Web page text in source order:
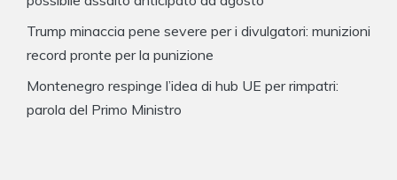
Trump minaccia pene severe per i divulgatori: munizioni
record pronte per la punizione
Montenegro respinge l’idea di hub UE per rimpatri:
parola del Primo Ministro